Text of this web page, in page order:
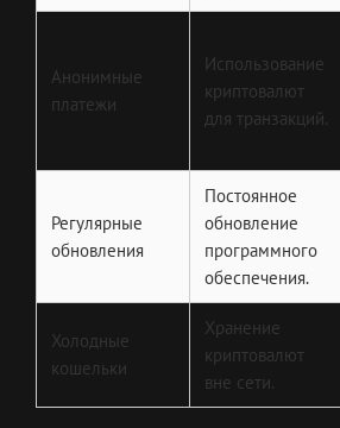
Анонимные
платежи
Использование
криптовалют
для транзакций.
Регулярные
обновления
Постоянное
обновление
программного
обеспечения.
Холодные
кошельки
Хранение
криптовалют
вне сети.